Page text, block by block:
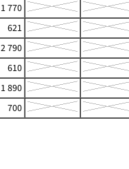
1 770
621
2 790
610
1 890
700